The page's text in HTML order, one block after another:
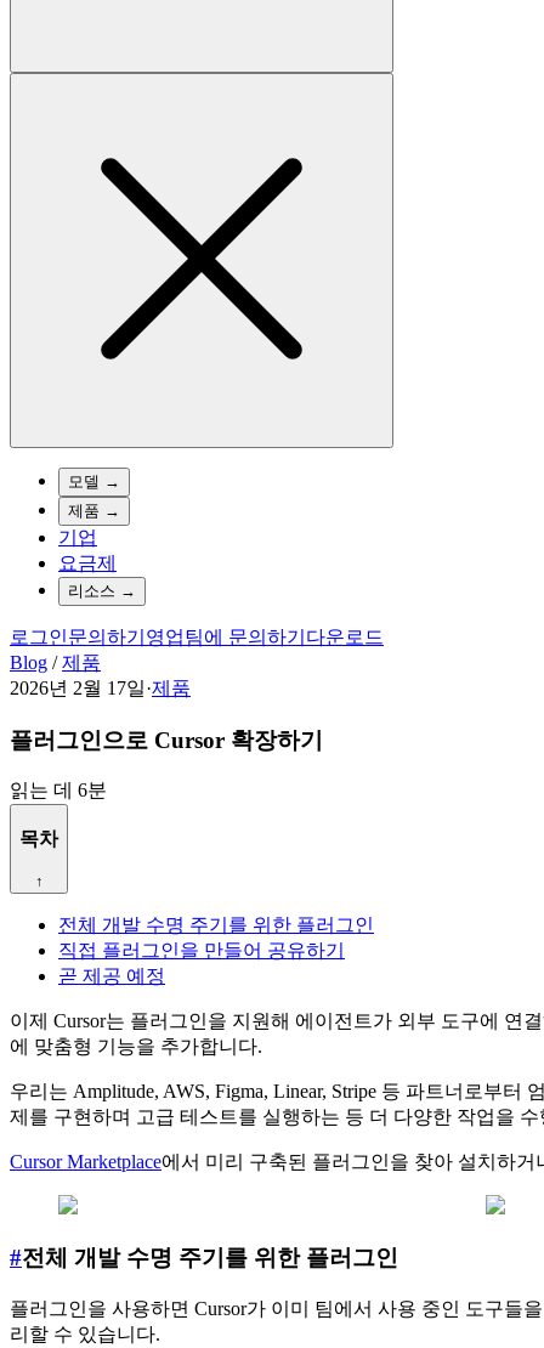
모델 →
제품 →
기업
요금제
리소스 →
로그인문의하기 영업팀에 문의하기 다운로드
Blog / 제품
2026년 2월 17일·제품
플러그인으로 Cursor 확장하기
읽는 데 6분
목차
↑
전체 개발 수명 주기를 위한 플러그인
직접 플러그인을 만들어 공유하기
곧 제공 예정
이제 Cursor는 플러그인을 지원해 에이전트가 외부 도구에 연
에 맞춤형 기능을 추가합니다.
우리는 Amplitude, AWS, Figma, Linear, Stripe 등 파트너로부
제를 구현하며 고급 테스트를 실행하는 등 더 다양한 작업을
Cursor Marketplace에서 미리 구축된 플러그인을 찾아 설치하
#전체 개발 수명 주기를 위한 플러그인
플러그인을 사용하면 Cursor가 이미 팀에서 사용 중인 도구들
리할 수 있습니다.